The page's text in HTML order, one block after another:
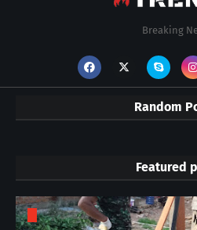
Breaking
Random
Featured